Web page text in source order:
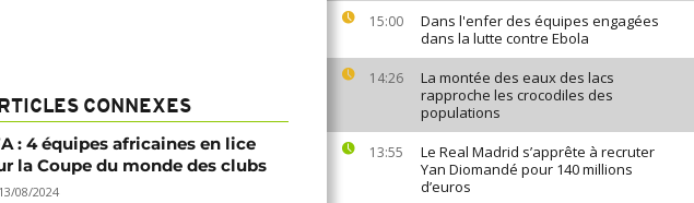
15:00
Dans l'enfer des équipes engagées
dans la lutte contre Ebola
14:26
La montée des eaux des lacs
rapproche les crocodiles des
populations
13:55
Le Real Madrid s’apprête à recruter
Yan Diomandé pour 140 millions
d’euros
CONNEXES
: 4 équipes africaines en lice
la Coupe du monde des clubs
13/08/2024